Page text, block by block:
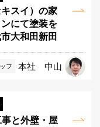
スイ）の家
にて塗装を
大和田新田
フ 本社 中山
と外壁・屋